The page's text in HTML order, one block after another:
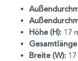
Höhe (H): 17
Gesamtlänge
Breite (W):